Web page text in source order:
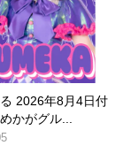
2026年8月4日付
かがグル...